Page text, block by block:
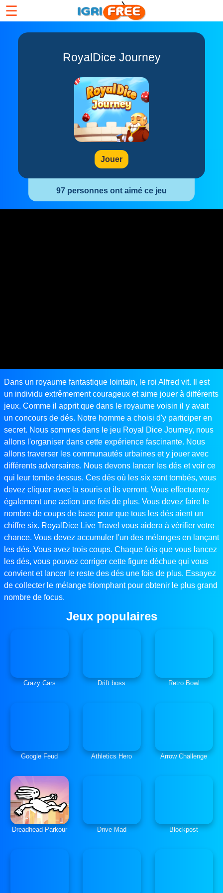
☰
RoyalDice Journey
Jouer
97 personnes ont aimé ce jeu
Dans un royaume fantastique lointain, le roi Alfred vit. Il est
un individu extrêmement courageux et aime jouer à différents
jeux. Comme il apprit que dans le royaume voisin il y avait
un concours de dés. Notre homme a choisi d'y participer en
secret. Nous sommes dans le jeu Royal Dice Journey, nous
allons l'organiser dans cette expérience fascinante. Nous
allons traverser les communautés urbaines et y jouer avec
différents adversaires. Nous devons lancer les dés et voir ce
qui leur tombe dessus. Ces dés où les six sont tombés, vous
devez cliquer avec la souris et ils verront. Vous effectuerez
également une action une fois de plus. Vous devez faire le
nombre de coups de base pour que tous les dés aient un
chiffre six. RoyalDice Live Travel vous aidera à vérifier votre
chance. Vous devez accumuler l'un des mélanges en lançant
les dés. Vous avez trois coups. Chaque fois que vous lancez
les dés, vous pouvez corriger cette figure déchue qui vous
convient et lancer le reste des dés une fois de plus. Essayez
de collecter le mélange triomphant pour obtenir le plus grand
nombre de focus.
Jeux populaires
Crazy Cars Drift boss Retro Bowl
Google Feud Athletics Hero Arrow Challenge
Dreadhead Parkour Drive Mad Blockpost